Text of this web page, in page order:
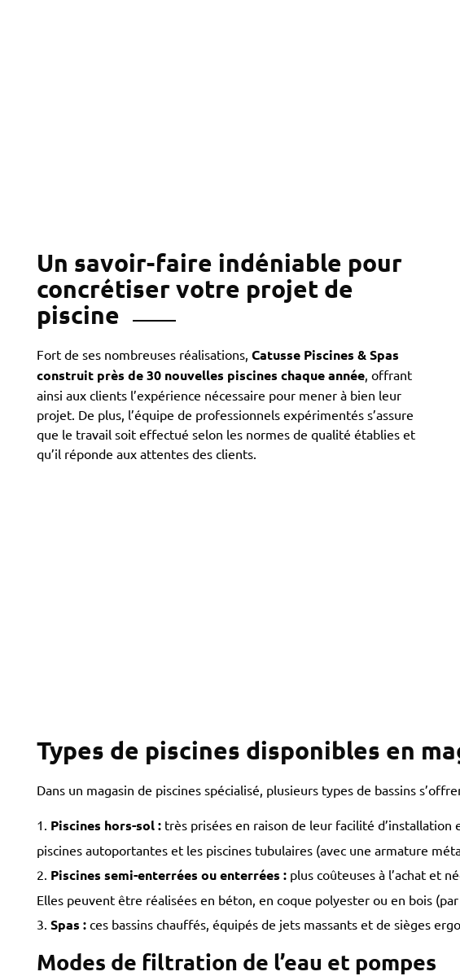
Un savoir-faire indéniable pour
concrétiser votre projet de
piscine
Fort de ses nombreuses réalisations, Catusse Piscines & Spas
construit près de 30 nouvelles piscines chaque année, offrant
ainsi aux clients l’expérience nécessaire pour mener à bien leur
projet. De plus, l’équipe de professionnels expérimentés s’assure
que le travail soit effectué selon les normes de qualité établies et
qu’il réponde aux attentes des clients.
Types de piscines disponibles en
Dans un magasin de piscines spécialisé, plusieurs types de bassins
Piscines hors-sol : très prisées en raison de leur facilité
piscines autoportantes et les piscines tubulaires (avec une armature
Piscines semi-enterrées ou enterrées : plus coûteuses à l’achat et
Elles peuvent être réalisées en béton, en coque polyester ou en bois
Spas : ces bassins chauffés, équipés de jets massants et de sièges
Modes de filtration de l’eau et pompes